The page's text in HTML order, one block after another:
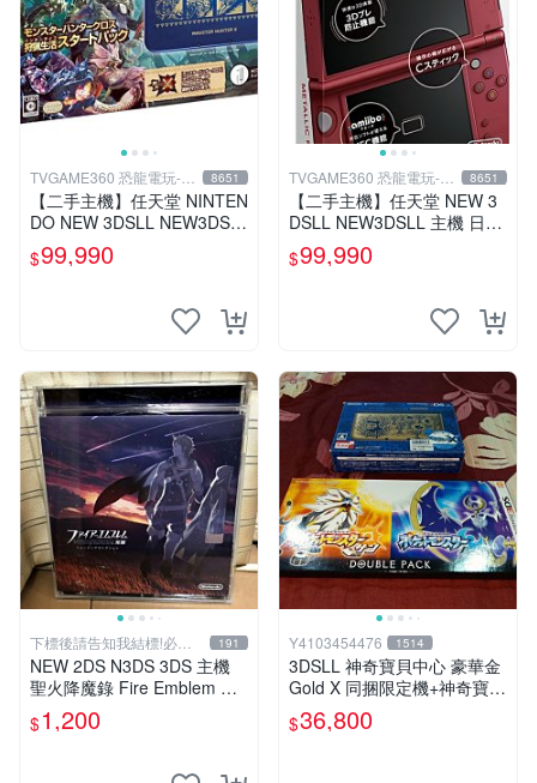
TVGAME360 恐龍電玩-台
中店
8651
【二手主機】任天堂 NINTEN
DO NEW 3DSLL NEW3DSL
L 主機 魔物獵人 限定機 日規
機 台中恐龍
$99,990
TVGAME360 恐龍電玩-台
中店
8651
【二手主機】任天堂 NEW 3
DSLL NEW3DSLL 主機 日文
版 日本機 金屬紅 附原廠充電
器【台中恐龍電玩】
$99,990
下標後請告知我結標!必看
關於我
191
NEW 2DS N3DS 3DS 主機
聖火降魔錄 Fire Emblem 覺
醒 音樂CD 原聲精選集 日版
$1,200
Y4103454476 1514
3DSLL 神奇寶貝中心 豪華金
Gold X 同捆限定機+神奇寶貝
太陽月亮同捆版
$36,800